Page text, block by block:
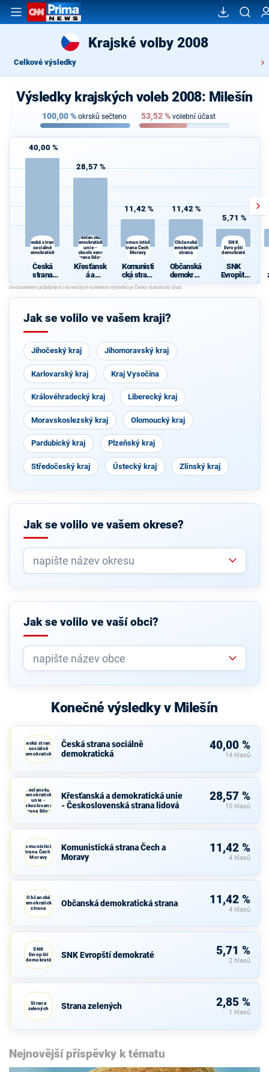
Krajské volby 2008
Celkové výsledky
Výsledky krajských voleb 2008: Milešín
100,00% okrsků sečteno 53,52% volební účast
40,00 %
Česká strana
sociálně
demokratická
Česká
strana
sociálně
demokrati
cká
28,57 %
Křesťanská a
demokratická
unie -
Československá
strana lidová
Křesťansk
á a
demokrati
cká unie -
Českoslov
strana
11,42 %
Komunistická
strana Čech a
Moravy
Komunisti
cká strana
Čech a
Moravy
11,42 %
Občanská
demokratická
strana
Občanská
demokrati
cká strana
5,71 %
SNK
Evropští
demokraté
SNK
Evropští
demokraté
Jak se volilo ve vašem kraji?
Jihočeský kraj Jihomoravský kraj
Karlovarský kraj Kraj Vysočina
Královéhradecký kraj Liberecký kraj
Moravskoslezský kraj Olomoucký kraj
Pardubický kraj Plzeňský kraj
Středočeský kraj Ústecký kraj Zlínský kraj
Jak se volilo ve vašem okrese?
Jak se volilo ve vaší obci?
Konečné výsledky v Milešín
Česká strana
sociálně
demokratická
Česká strana sociálně
demokratická
40,00 %
14 hlasů
Křesťanská a
demokratická
unie -
Československá
strana lidová
Křesťanská a demokratická unie
- Československá strana lidová
28,57 %
10 hlasů
Komunistická
strana Čech a
Moravy
Komunistická strana Čech a
Moravy
11,42 %
4 hlasů
Občanská
demokratická
strana
Občanská demokratická strana 11,42 %
4 hlasů
SNK
Evropští
demokraté
SNK Evropští demokraté 5,71 %
2 hlasů
Strana
zelených
Strana zelených 2,85 %
1 hlasů
Nejnovější příspěvky k tématu